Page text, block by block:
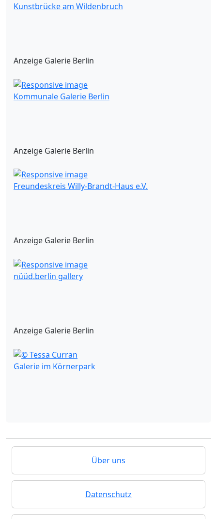
Kunstbrücke am Wildenbruch
Anzeige Galerie Berlin
Kommunale Galerie Berlin
Anzeige Galerie Berlin
Freundeskreis Willy-Brandt-Haus e.V.
Anzeige Galerie Berlin
nüüd.berlin gallery
Anzeige Galerie Berlin
Galerie im Körnerpark
Über uns
Datenschutz